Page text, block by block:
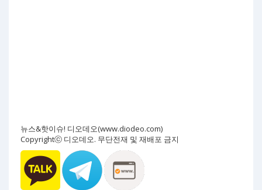
뉴스&핫이슈! 디오데오(www.diodeo.com)
Copyrightⓒ 디오데오. 무단전재 및 재배포 금지